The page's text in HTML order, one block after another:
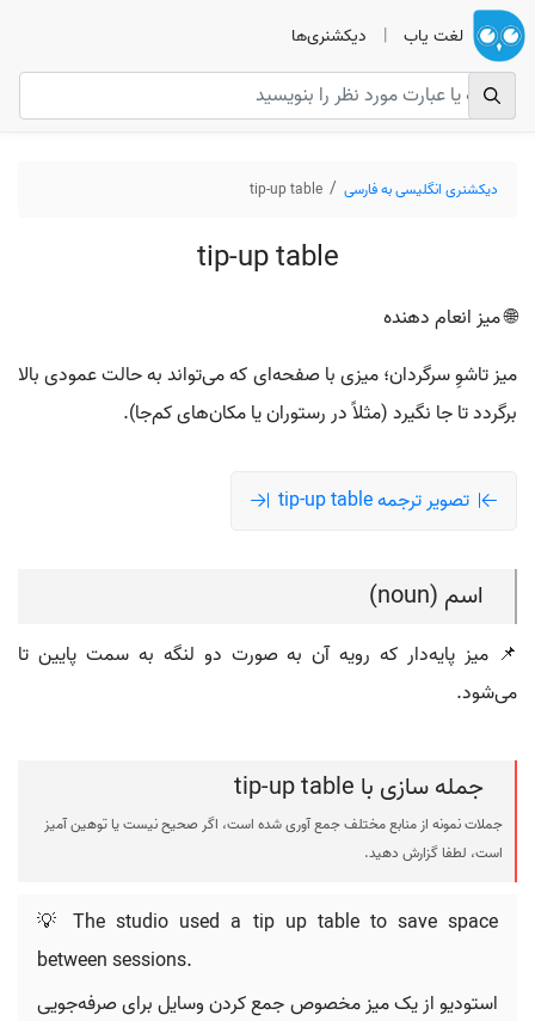
لغت یاب | دیکشنری‌ها
دیکشنری انگلیسی به فارسی tip-up table
tip-up table
🌐 میز انعام دهنده
میز تاشوِ سرگردان؛ میزی با صفحه‌ای که می‌تواند به حالت عمودی بالا
برگردد تا جا نگیرد (مثلاً در رستوران یا مکان‌های کم‌جا).
تصویر ترجمه tip-up table
اسم (noun)
📌 میز پایه‌دار که رویه آن به صورت دو لنگه به سمت پایین تا
می‌شود.
جمله سازی با tip-up table
جملات نمونه از منابع مختلف جمع آوری شده است، اگر صحیح نیست یا توهین آمیز
است، لطفا گزارش دهید.
💡 The studio used a tip up table to save space
between sessions.
استودیو از یک میز مخصوص جمع کردن وسایل برای صرفه‌جویی